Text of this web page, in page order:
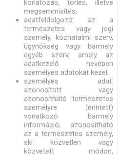
korlátozás, törlés, illetve
megsemmisítés;
adatfeldolgozó: az a
természetes vagy jogi
személy, közhatalmi szerv,
ügynökség vagy bármely
egyéb szerv, amely az
adatkezelő nevében
személyes adatokat kezel;
személyes adat:
azonosított vagy
azonosítható természetes
személyre (érintett)
vonatkozó bármely
információ; azonosítható
az a természetes személy,
aki közvetlen vagy
közvetett módon,